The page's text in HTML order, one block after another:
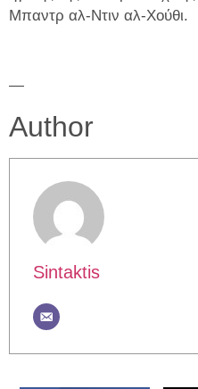
Μπαντρ αλ-Ντιν αλ-Χούθι.
—
Author
Sintaktis